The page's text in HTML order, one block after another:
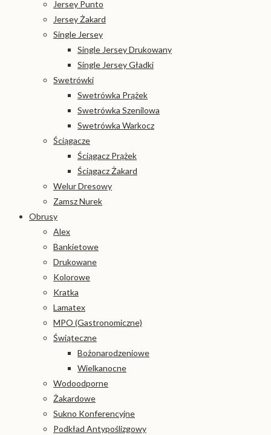
Jersey Punto
Jersey Żakard
Single Jersey
Single Jersey Drukowany
Single Jersey Gładki
Swetrówki
Swetrówka Prążek
Swetrówka Szenilowa
Swetrówka Warkocz
Ściągacze
Ściągacz Prążek
Ściągacz Żakard
Welur Dresowy
Zamsz Nurek
Obrusy
Alex
Bankietowe
Drukowane
Kolorowe
Kratka
Lamatex
MPO (Gastronomiczne)
Świąteczne
Bożonarodzeniowe
Wielkanocne
Wodoodporne
Żakardowe
Sukno Konferencyjne
Podkład Antypoślizgowy